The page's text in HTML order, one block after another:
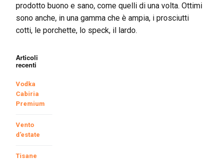
prodotto buono e sano, come quelli di una volta. Ottimi
sono anche, in una gamma che è ampia, i prosciutti
cotti, le porchette, lo speck, il lardo.
Articoli
recenti
Vodka
Cabiria
Premium
Vento
d’estate
Tisane